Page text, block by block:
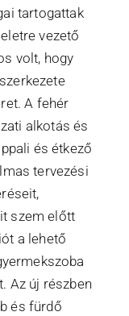
tartogattak
vezető
volt, hogy
A fehér
alkotás és
és étkező
tervezési
szem előtt
a lehető
Az új részben
és fürdő